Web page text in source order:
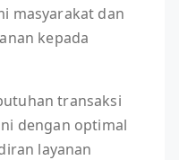
masyarakat dan
kepada
transaksi
dengan optimal
layanan